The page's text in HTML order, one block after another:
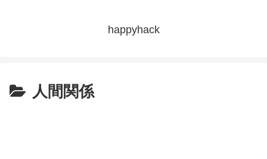
happyhack
人間関係